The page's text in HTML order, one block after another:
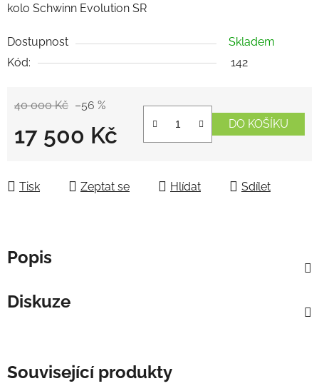
kolo Schwinn Evolution SR
Dostupnost
Skladem
Kód:
142
40 000 Kč –56 %
17 500 Kč DO KOŠÍKU
Tisk Zeptat se Hlídat Sdílet
Popis
Diskuze
Související produkty